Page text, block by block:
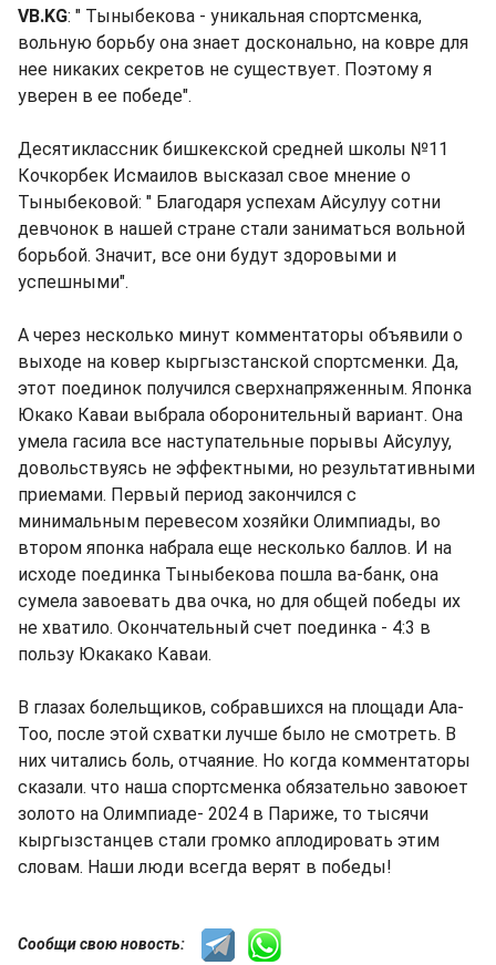
VB.KG: " Тыныбекова - уникальная спортсменка,
вольную борьбу она знает досконально, на ковре для
нее никаких секретов не существует. Поэтому я
уверен в ее победе".
Десятиклассник бишкекской средней школы №11
Кочкорбек Исмаилов высказал свое мнение о
Тыныбековой: " Благодаря успехам Айсулуу сотни
девчонок в нашей стране стали заниматься вольной
борьбой. Значит, все они будут здоровыми и
успешными".
А через несколько минут комментаторы объявили о
выходе на ковер кыргызстанской спортсменки. Да,
этот поединок получился сверхнапряженным. Японка
Юкако Каваи выбрала оборонительный вариант. Она
умела гасила все наступательные порывы Айсулуу,
довольствуясь не эффектными, но результативными
приемами. Первый период закончился с
минимальным перевесом хозяйки Олимпиады, во
втором японка набрала еще несколько баллов. И на
исходе поединка Тыныбекова пошла ва-банк, она
сумела завоевать два очка, но для общей победы их
не хватило. Окончательный счет поединка - 4:3 в
пользу Юкакако Каваи.
В глазах болельщиков, собравшихся на площади Ала-
Тоо, после этой схватки лучше было не смотреть. В
них читались боль, отчаяние. Но когда комментаторы
сказали. что наша спортсменка обязательно завоюет
золото на Олимпиаде- 2024 в Париже, то тысячи
кыргызстанцев стали громко аплодировать этим
словам. Наши люди всегда верят в победы!
Сообщи свою новость: